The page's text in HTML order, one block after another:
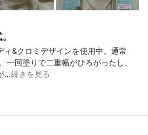
ィ&クロミデザインを使用中。通常
回塗りで二重幅がひろがったし、
…続きを見る